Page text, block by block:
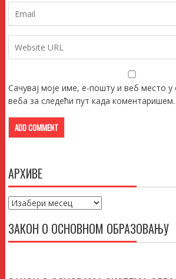
Сачувај моје име, е-пошту и веб место у
веба за следећи пут када коментаришем.
АРХИВЕ
Архиве
ЗАКОН О ОСНОВНОМ ОБРАЗОВАЊУ